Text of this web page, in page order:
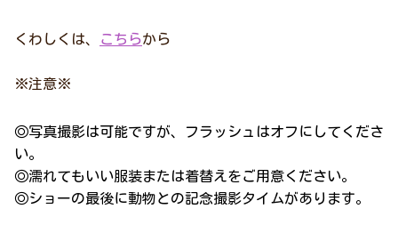
くわしくは、 こちらから
※注意※
◎写真撮影は可能ですが、フラッシュはオフにしてくださ
い。
◎濡れてもいい服装または着替えをご用意ください。
◎ショーの最後に動物との記念撮影タイムがあります。